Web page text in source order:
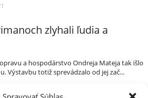
zlyhali ľudia a
a hospodárstvo Ondreja Mateja tak išlo
Výstavbu totiž sprevádzalo od jej zač...